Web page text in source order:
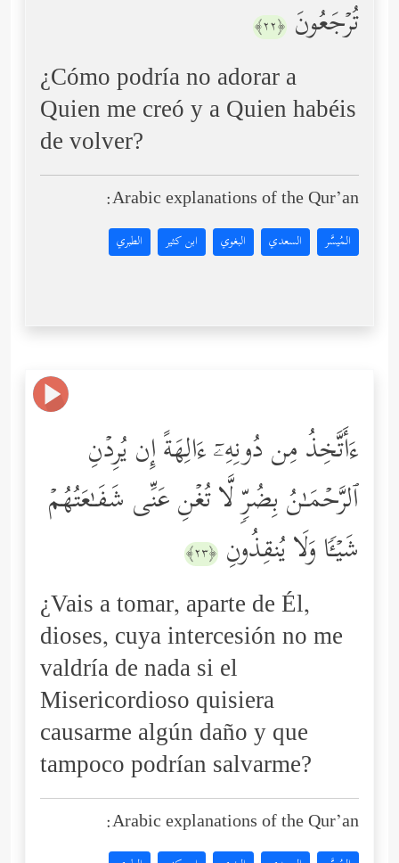
تُرۡجَعُونَ ﴿٢٢﴾
¿Cómo podría no adorar a
Quien me creó y a Quien habéis
de volver?
Arabic explanations of the Qur’an:
المُيسَّر السعدي البغوي ابن كثير الطبري
ءَأَتَّخِذُ مِن دُونِهِۦۤ ءَالِهَةً إِن یُرِدۡنِ
ٱلرَّحۡمَـٰنُ بِضُرࣲّ لَّا تُغۡنِ عَنِّی شَفَـٰعَتُهُمۡ
شَیۡـࣰٔا وَلَا یُنقِذُونِ ﴿٢٣﴾
¿Vais a tomar, aparte de Él,
dioses, cuya intercesión no me
valdría de nada si el
Misericordioso quisiera
causarme algún daño y que
tampoco podrían salvarme?
Arabic explanations of the Qur’an: